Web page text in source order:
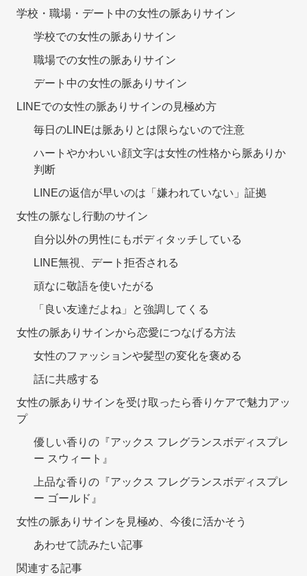
学校・職場・デート中の女性の脈ありサイン
学校での女性の脈ありサイン
職場での女性の脈ありサイン
デート中の女性の脈ありサイン
LINEでの女性の脈ありサインの見極め方
毎日のLINEは脈ありとは限らないので注意
ハートやかわいい顔文字は女性の性格から脈ありか
判断
LINEの返信が早いのは「嫌われていない」証拠
女性の脈なし行動のサイン
自分以外の男性にもボディタッチしている
LINE無視、デート拒否される
頑なに敬語を使いたがる
「良い友達だよね」と強調してくる
女性の脈ありサインから恋愛につなげる方法
女性のファッションや髪型の変化を褒める
話に共感する
女性の脈ありサインを受け取ったら香りケアで魅力アッ
プ
優しい香りの『アックス フレグランスボディスプレ
ー スウィート』
上品な香りの『アックス フレグランスボディスプレ
ー ゴールド』
女性の脈ありサインを見極め、今後に活かそう
あわせて読みたい記事
関連する記事